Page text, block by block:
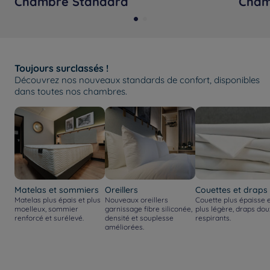
Toujours surclassés !
Découvrez nos nouveaux standards de confort, disponibles
dans toutes nos chambres.
Matelas et sommiers
Matelas plus épais et plus
moelleux, sommier
renforcé et surélevé.
Oreillers
Nouveaux oreillers
garnissage fibre siliconée,
densité et souplesse
améliorées.
Couettes et draps
Couette plus épaisse
plus légère, draps
respirants.